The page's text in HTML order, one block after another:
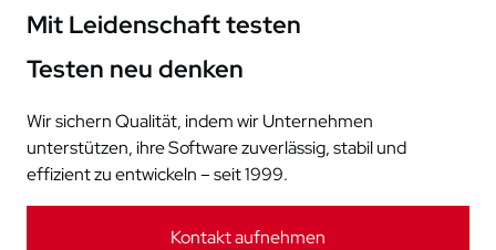
Mit Leidenschaft testen
Testen neu denken
Wir sichern Qualität, indem wir Unternehmen
unterstützen, ihre Software zuverlässig, stabil und
effizient zu entwickeln – seit 1999.
Kontakt aufnehmen